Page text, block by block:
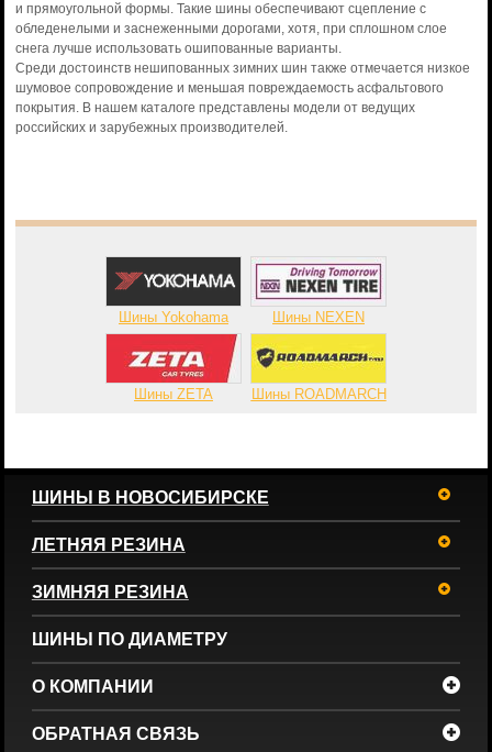
и прямоугольной формы. Такие шины обеспечивают сцепление с
обледенелыми и заснеженными дорогами, хотя, при сплошном слое
снега лучше использовать ошипованные варианты.
Среди достоинств нешипованных зимних шин также отмечается низкое
шумовое сопровождение и меньшая повреждаемость асфальтового
покрытия. В нашем каталоге представлены модели от ведущих
российских и зарубежных производителей.
Шины Yokohama Шины NEXEN
Шины ZETA Шины ROADMARCH
ШИНЫ В НОВОСИБИРСКЕ
ЛЕТНЯЯ РЕЗИНА
ЗИМНЯЯ РЕЗИНА
ШИНЫ ПО ДИАМЕТРУ
О КОМПАНИИ
ОБРАТНАЯ СВЯЗЬ